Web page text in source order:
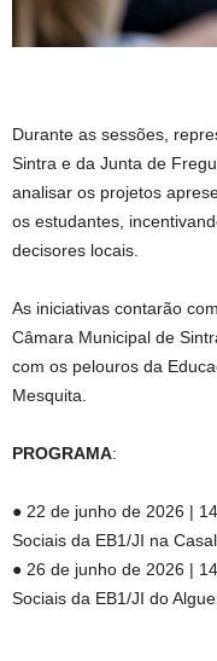
Durante as sessões,
Sintra e da Junta de
analisar os projetos
os estudantes,
decisores locais.
As iniciativas contarão
Câmara Municipal de
com os pelouros da
Mesquita.
PROGRAMA:
● 22 de junho de 2026 |
Sociais da EB1/JI na
● 26 de junho de 2026 |
Sociais da EB1/JI do